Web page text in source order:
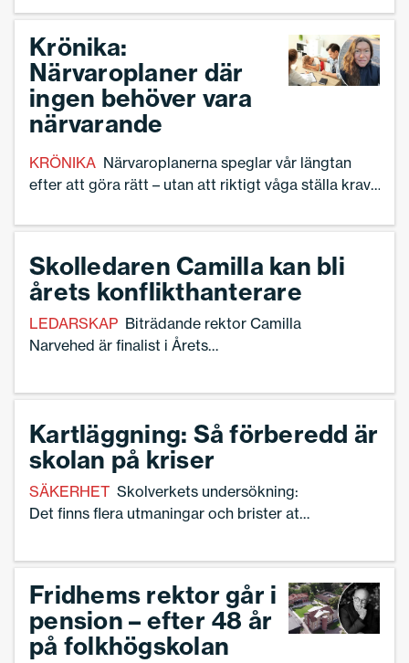
Krönika:
Närvaroplaner där
ingen behöver vara
närvarande
KRÖNIKA Närvaroplanerna speglar vår längtan
efter att göra rätt – utan att riktigt våga ställa krav,
Skolledaren Camilla kan bli
årets konflikthanterare
LEDARSKAP Biträdande rektor Camilla
Narvehed är finalist i Årets
Kartläggning: Så förberedd är
skolan på kriser
SÄKERHET Skolverkets undersökning:
Det finns flera utmaningar och brister att
Fridhems rektor går i
pension – efter 48 år
på folkhögskolan